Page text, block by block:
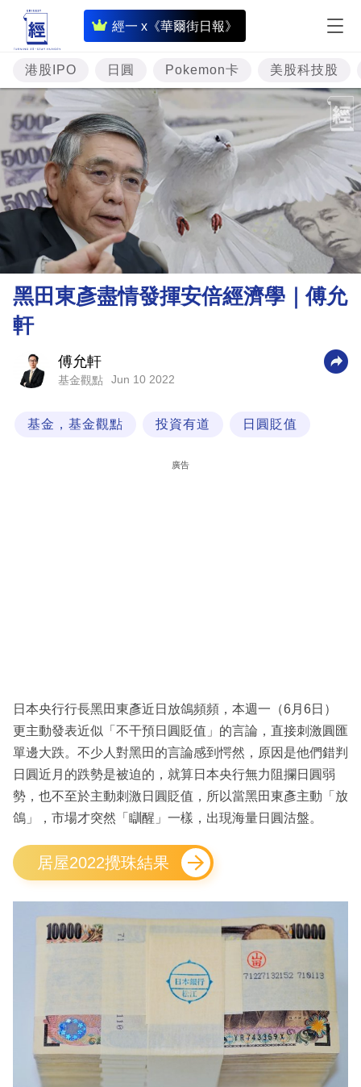
經一 x《華爾街日報》
即
時
財
經
專
題
投
資
樓
市
理
財
科
區
港股IPO 日圓 Pokemon卡 美股科技股
黑田東彥盡情發揮安倍經濟學｜傅允
軒
傅允軒
基金觀點 Jun 10 2022
基金，基金觀點 投資有道 日圓貶值
廣告
日本央行行長黑田東彥近日放鴿頻頻，本週一（6月6日）
更主動發表近似「不干預日圓貶值」的言論，直接刺激圓匯
單邊大跌。不少人對黑田的言論感到愕然，原因是他們錯判
日圓近月的跌勢是被迫的，就算日本央行無力阻攔日圓弱
勢，也不至於主動刺激日圓貶值，所以當黑田東彥主動「放
鴿」，市場才突然「瞓醒」一樣，出現海量日圓沽盤。
居屋2022攪珠結果